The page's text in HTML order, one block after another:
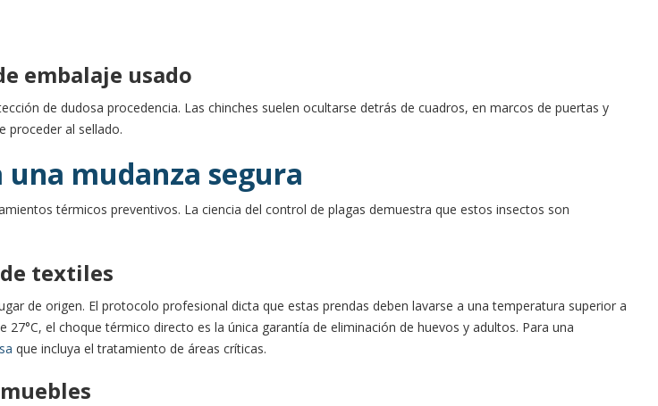
embalaje usado
de dudosa procedencia. Las chinches suelen ocultarse detrás de cuadros, en marcos de puertas y
proceder al sellado.
mudanza segura
térmicos preventivos. La ciencia del control de plagas demuestra que estos insectos son
textiles
de origen. El protocolo profesional dicta que estas prendas deben lavarse a una temperatura superior a
el choque térmico directo es la única garantía de eliminación de huevos y adultos. Para una
que incluya el tratamiento de áreas críticas.